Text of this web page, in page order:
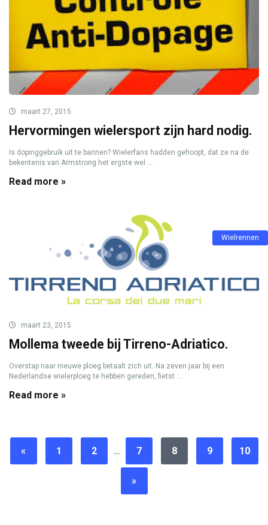
maart 27, 2015
Hervormingen wielersport zijn hard nodig.
Is dopinggebruik uit te bannen? Wielerfans hadden gehoopt, dat ze na de
bekentenis van Armstrong het ergste wel ...
Read more »
Wielrennen
maart 23, 2015
Mollema tweede bij Tirreno-Adriatico.
Overstap naar nieuwe ploeg betaalt zich uit. Na zeven jaar bij een
Nederlandse wielerploeg te hebben gereden, fietst ...
Read more »
« 1 2 … 7 8 9 10
»